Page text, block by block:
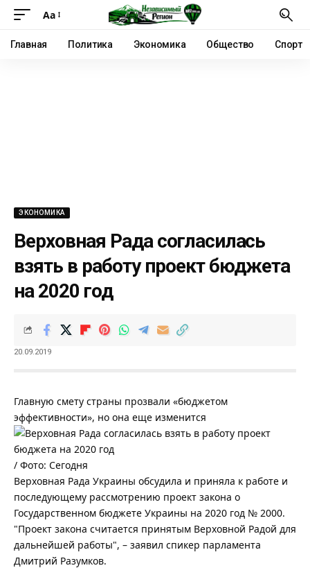
Аа
Главная Политика Экономика Общество Спорт
ЭКОНОМИКА
Верховная Рада согласилась
взять в работу проект бюджета
на 2020 год
20.09.2019
Главную смету страны прозвали «бюджетом
эффективности», но она еще изменится
/ Фото: Сегодня
Верховная Рада Украины обсудила и приняла к работе и
последующему рассмотрению проект закона о
Государственном бюджете Украины на 2020 год № 2000.
"Проект закона считается принятым Верховной Радой для
дальнейшей работы", – заявил спикер парламента
Дмитрий Разумков.